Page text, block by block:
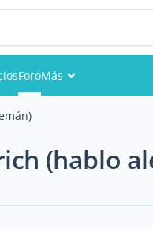
ForoMás
Miembros
(hablo